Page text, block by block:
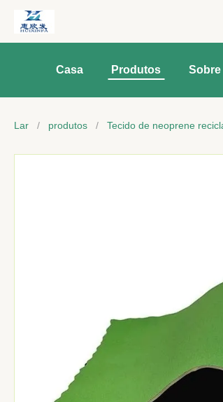
Casa Produtos
Lar / produtos / Tecido de neoprene